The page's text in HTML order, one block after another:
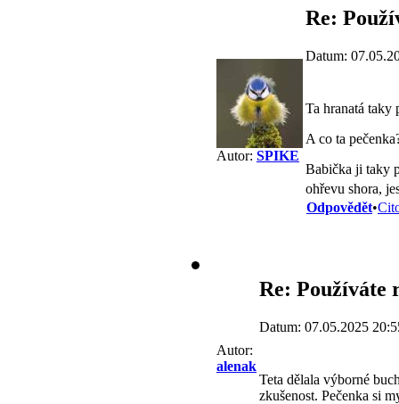
Autor: SPIKE
Re:
Datum:
Ta hranatá taky
A co ta
Babička ji taky
ohřevu shora,
Odpovědět•
Autor:
alenak
Re: Používáte
Datum: 07.05.2025
Teta dělala výborné
zkušenost. Pečenka si